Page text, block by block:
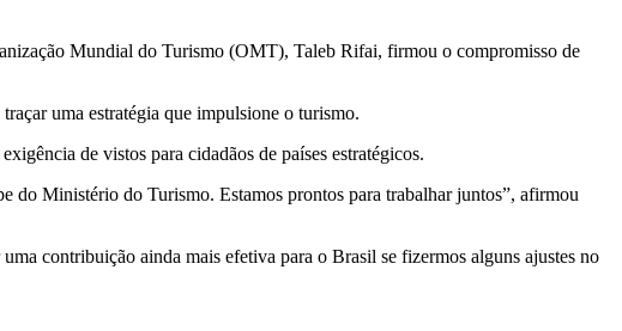
Mundial do Turismo (OMT), Taleb Rifai, firmou o compromisso de
uma estratégia que impulsione o turismo.
de vistos para cidadãos de países estratégicos.
do Ministério do Turismo. Estamos prontos para trabalhar juntos”, afirmou
contribuição ainda mais efetiva para o Brasil se fizermos alguns ajustes no